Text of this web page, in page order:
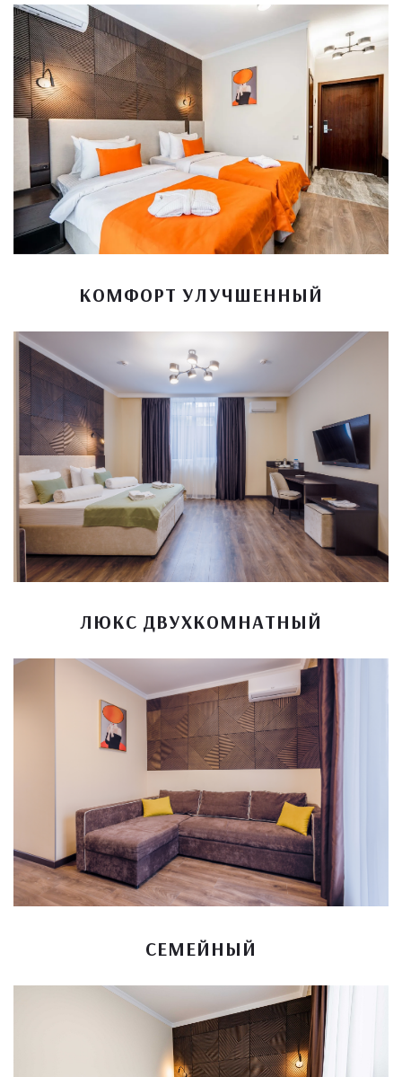
КОМФОРТ УЛУЧШЕННЫЙ
ЛЮКС ДВУХКОМНАТНЫЙ
СЕМЕЙНЫЙ